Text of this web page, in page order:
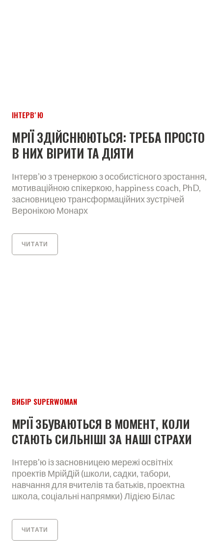
ІНТЕРВʼЮ
МРІЇ ЗДІЙСНЮЮТЬСЯ: ТРЕБА ПРОСТО
В НИХ ВІРИТИ ТА ДІЯТИ
Інтервʼю з тренеркою з особистісного зростання,
мотиваційною спікеркою, happiness соach, PhD,
засновницею трансформаційних зустрічей
Веронікою Монарх
ЧИТАТИ
ВИБІР SUPERWOMAN
МРІЇ ЗБУВАЮТЬСЯ В МОМЕНТ, КОЛИ
СТАЮТЬ СИЛЬНІШІ ЗА НАШІ СТРАХИ
Інтерв'ю із засновницею мережі освітніх
проектів МрійДій (школи, садки, табори,
навчання для вчителів та батьків, проектна
школа, соціальні напрямки) Лідією Білас
ЧИТАТИ